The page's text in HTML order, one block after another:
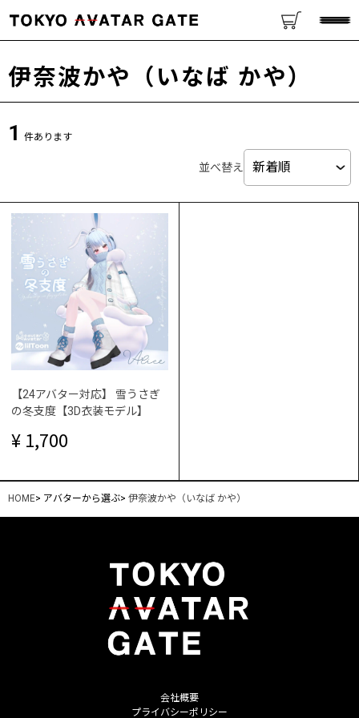
伊奈波かや（いなば かや）
1 件あります
並べ替え
【24アバター対応】 雪うさぎ
の冬支度【3D衣装モデル】
1,700
HOME> アバターから選ぶ> 伊奈波かや（いなば かや）
会社概要
プライバシーポリシー